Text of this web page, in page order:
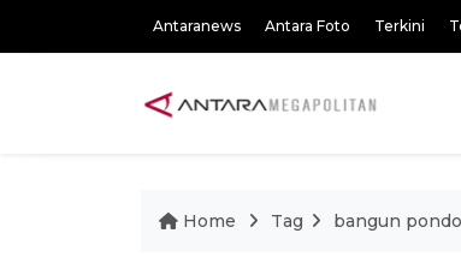
Antaranews Antara Foto Terkini
Home Tag bangun